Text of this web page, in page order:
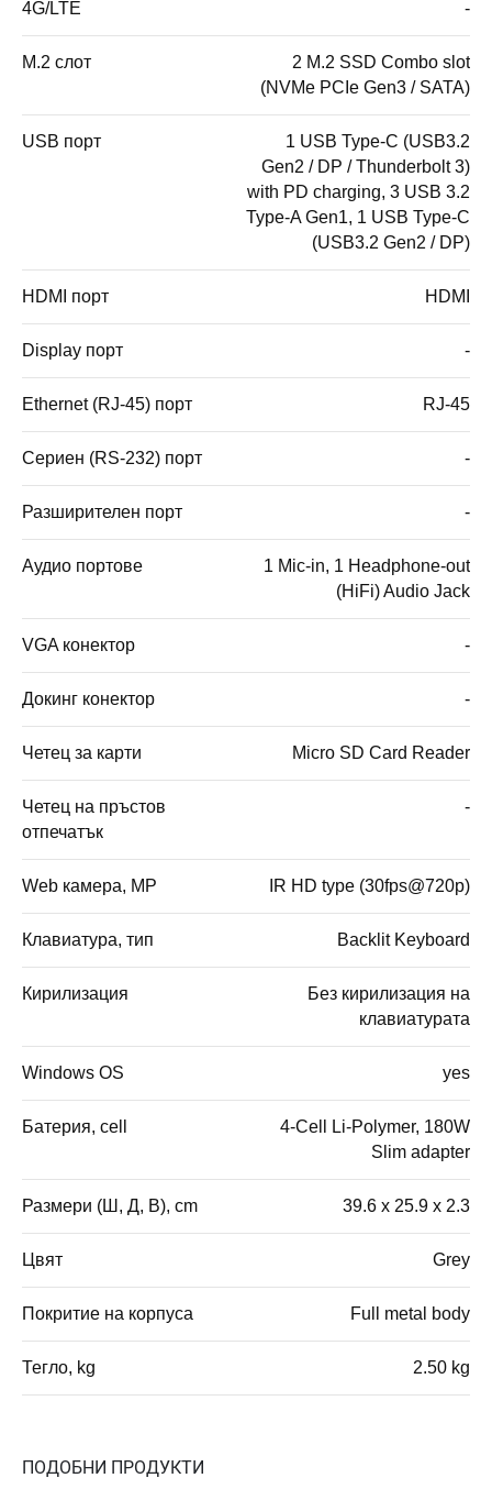
4G/LTE -
M.2 слот
2 M.2 SSD Combo slot
(NVMe PCIe Gen3 / SATA)
USB порт
1 USB Type-C (USB3.2
Gen2 / DP / Thunderbolt 3)
with PD charging, 3 USB 3.2
Type-A Gen1, 1 USB Type-C
(USB3.2 Gen2 / DP)
HDMI порт HDMI
Display порт -
Ethernet (RJ-45) порт RJ-45
Сериен (RS-232) порт -
Разширителен порт -
Аудио портове
1 Mic-in, 1 Headphone-out
(HiFi) Audio Jack
VGA конектор -
Докинг конектор -
Четец за карти Micro SD Card Reader
Четец на пръстов
отпечатък
-
Web камера, MP IR HD type (30fps@720p)
Клавиатура, тип Backlit Keyboard
Кирилизация
Без кирилизация на
клавиатурата
Windows OS yes
Батерия, cell
4-Cell Li-Polymer, 180W
Slim adapter
Размери (Ш, Д, В), cm 39.6 x 25.9 x 2.3
Цвят Grey
Покритие на корпуса Full metal body
Тегло, kg 2.50 kg
ПОДОБНИ ПРОДУКТИ